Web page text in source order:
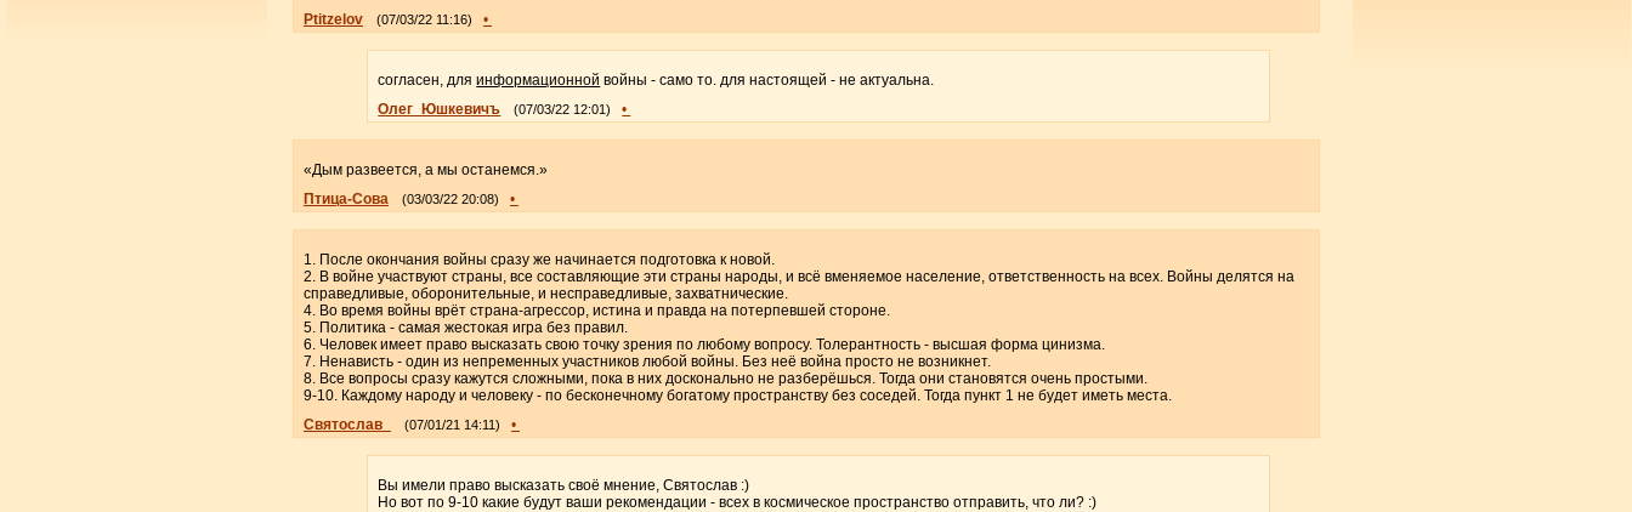
Ptitzelov
(07/03/22 11:16) •
согласен, дляинформационной войны - само то. для настоящей - не актуальна.
Олег_Юшкевичъ
(07/03/22 12:01) •
«Дым развеется, а мы останемся.»
Птица-Сова
(03/03/22 20:08) •
1. После окончания войны сразу же начинается подготовка к новой.
2. В войне участвуют страны, все составляющие эти страны народы, и всё вменяемое население, ответственность на всех. Войны делятся на
справедливые, оборонительные, и несправедливые, захватнические.
4. Во время войны врёт страна-агрессор, истина и правда на потерпевшей стороне.
5. Политика - самая жестокая игра без правил.
6. Человек имеет право высказать свою точку зрения по любому вопросу. Толерантность - высшая форма цинизма.
7. Ненависть - один из непременных участников любой войны. Без неё война просто не возникнет.
8. Все вопросы сразу кажутся сложными, пока в них досконально не разберёшься. Тогда они становятся очень простыми.
9-10. Каждому народу и человеку - по бесконечному богатому пространству без соседей. Тогда пункт 1 не будет иметь места.
Святослав_
(07/01/21 14:11) •
Вы имели право высказать своё мнение, Святослав :)
Но вот по 9-10 какие будут ваши рекомендации - всех в космическое пространство отправить, что ли? :)